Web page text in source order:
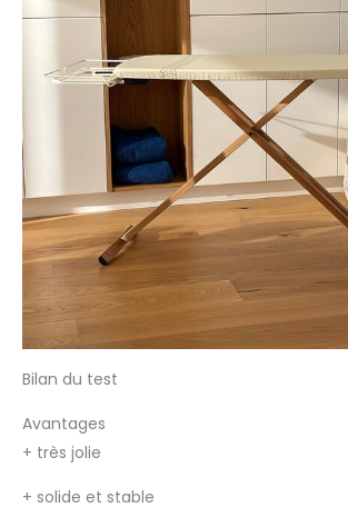
Bilan du test
Avantages
+ très jolie
+ solide et stable